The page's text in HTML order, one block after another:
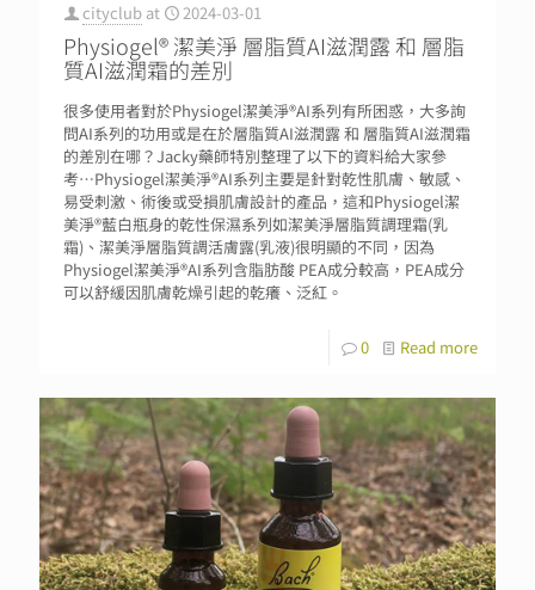
cityclub at 2024-03-01
Physiogel® 潔美淨 層脂質AI滋潤露 和 層脂
質AI滋潤霜的差別
很多使用者對於Physiogel潔美淨®AI系列有所困惑，大多詢
問AI系列的功用或是在於層脂質AI滋潤露 和 層脂質AI滋潤霜
的差別在哪？Jacky藥師特別整理了以下的資料給大家參
考…Physiogel潔美淨®AI系列主要是針對乾性肌膚、敏感、
易受刺激、術後或受損肌膚設計的產品，這和Physiogel潔
美淨®藍白瓶身的乾性保濕系列如潔美淨層脂質調理霜(乳
霜)、潔美淨層脂質調活膚露(乳液)很明顯的不同，因為
Physiogel潔美淨®AI系列含脂肪酸 PEA成分較高，PEA成分
可以舒緩因肌膚乾燥引起的乾癢、泛紅。
0 Read more